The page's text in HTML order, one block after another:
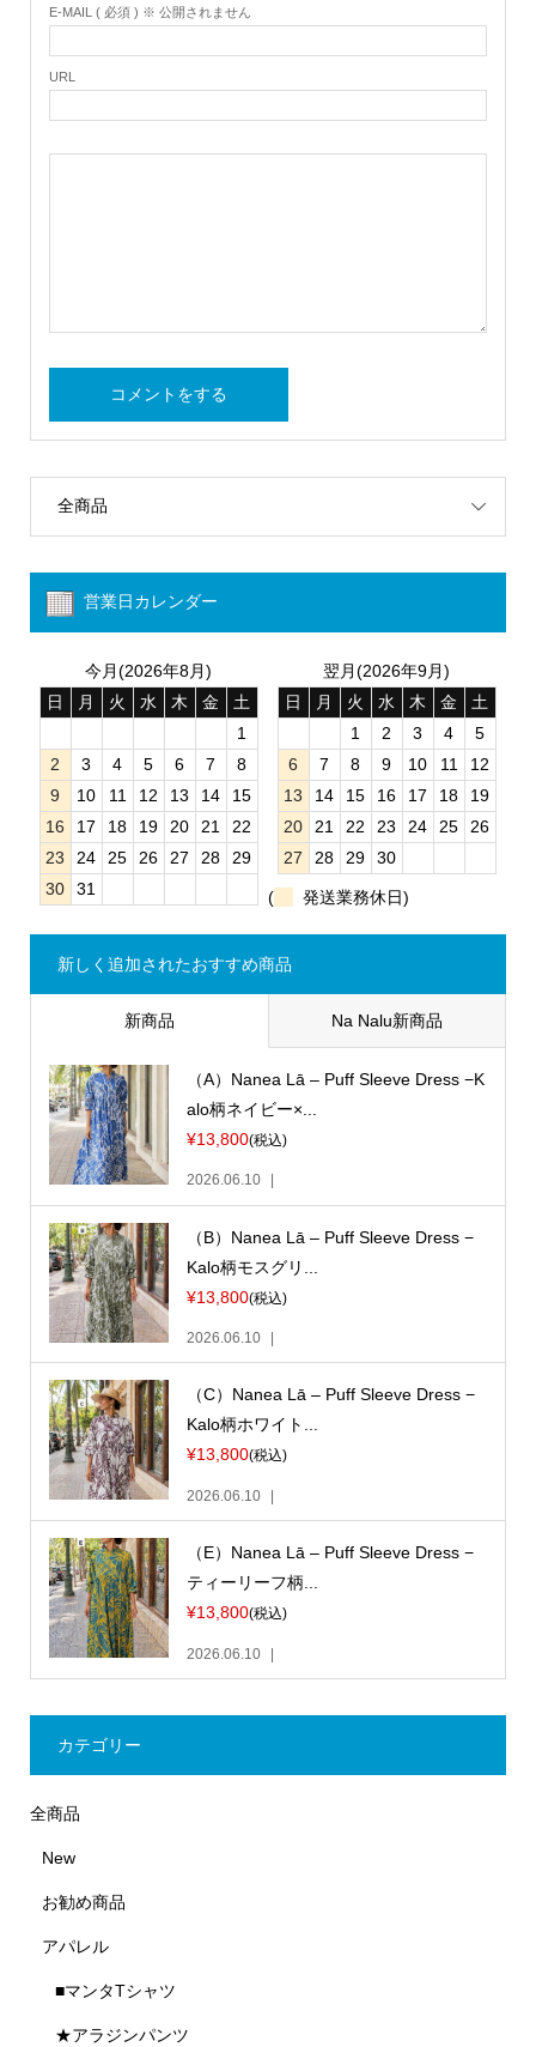
E-MAIL ( 必須 ) ※ 公開されません
URL
全商品
営業日カレンダー
今月(2026年8月)
日
月 火 水 木 金
土
1
2
3 4 5 6 7
8
9
10 11 12 13 14
15
16
17 18 19 20 21
22
23
24 25 26 27 28
29
30
31
翌月(2026年9月)
日
月 火 水 木 金
土
1
2 3 4
5
6
7 8 9 10 11
12
13
14 15 16 17 18
19
20
21 22 23 24 25
26
27
28 29 30
( 発送業務休日)
新しく追加されたおすすめ商品
新商品 Na Nalu新商品
（A）Nanea Lā – Puff Sleeve Dress −K
alo柄ネイビー×...
¥13,800(税込)
2026.06.10
（B）Nanea Lā – Puff Sleeve Dress −
Kalo柄モスグリ...
¥13,800(税込)
2026.06.10
（C）Nanea Lā – Puff Sleeve Dress −
Kalo柄ホワイト...
¥13,800(税込)
2026.06.10
（E）Nanea Lā – Puff Sleeve Dress −
ティーリーフ柄...
¥13,800(税込)
2026.06.10
カテゴリー
全商品
New
お勧め商品
アパレル
■マンタTシャツ
★アラジンパンツ